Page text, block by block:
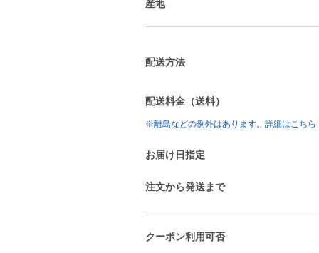
産地
配送方法
配送料金（送料）
※離島などの例外はあります。詳細はこちら
お届け日指定
注文から発送まで
クーポン利用可否